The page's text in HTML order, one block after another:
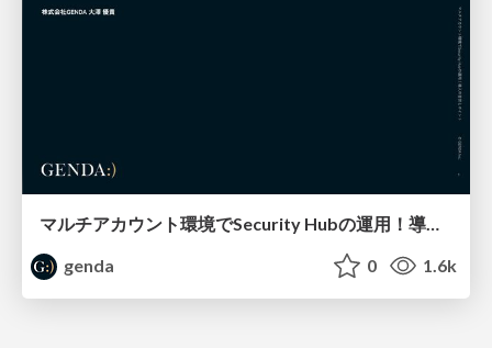
マルチアカウント環境でSecurity Hubの運用！導入の苦労とポイント / JAWS DAYS 2026
genda
0 1.6k